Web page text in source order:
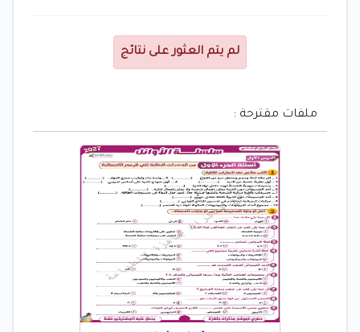
لم يتم العثور على نتائج
ملفات مقترحة :